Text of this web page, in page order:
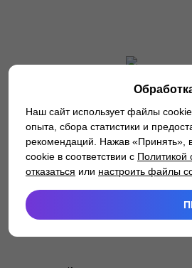
бирже». Изначально в
Наш сайт использует файлы
опыта, сбора статистики и
рекомендаций. Нажав «Принять»,
cookie в соответствии с Политикой
отказаться или настроить файлы